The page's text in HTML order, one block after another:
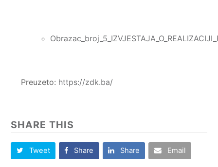
Preuzeto: https://zdk.ba/
SHARE THIS
Tweet Share Share Email